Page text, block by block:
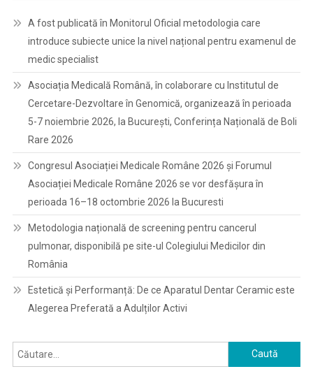
A fost publicată în Monitorul Oficial metodologia care
introduce subiecte unice la nivel național pentru examenul de
medic specialist
Asociația Medicală Română, în colaborare cu Institutul de
Cercetare-Dezvoltare în Genomică, organizează în perioada
5-7 noiembrie 2026, la București, Conferința Națională de Boli
Rare 2026
Congresul Asociației Medicale Române 2026 și Forumul
Asociației Medicale Române 2026 se vor desfășura în
perioada 16–18 octombrie 2026 la Bucuresti
Metodologia națională de screening pentru cancerul
pulmonar, disponibilă pe site-ul Colegiului Medicilor din
România
Estetică și Performanță: De ce Aparatul Dentar Ceramic este
Alegerea Preferată a Adulților Activi
Caută
după: